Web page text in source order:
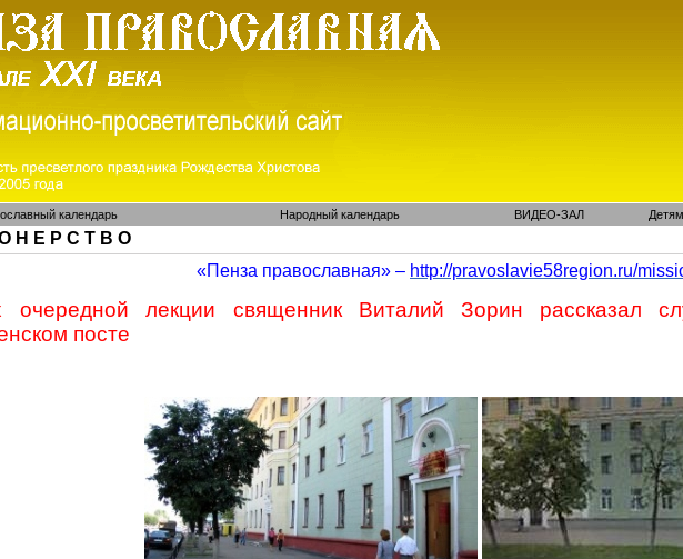
календарь Народный календарь ВИДЕО-ЗАЛ Детям
Н Е Р С Т В О
«Пенза православная» – http://pravoslavie58region.ru/
очередной лекции священник Виталий Зорин рассказал
посте